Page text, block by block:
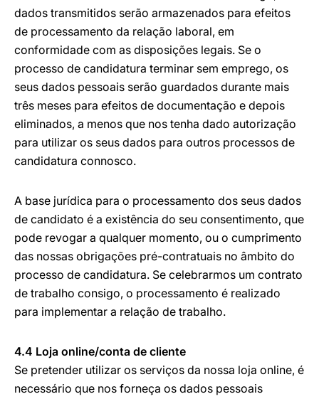
dados transmitidos serão armazenados para efeitos
de processamento da relação laboral, em
conformidade com as disposições legais. Se o
processo de candidatura terminar sem emprego, os
seus dados pessoais serão guardados durante mais
três meses para efeitos de documentação e depois
eliminados, a menos que nos tenha dado autorização
para utilizar os seus dados para outros processos de
candidatura connosco.
A base jurídica para o processamento dos seus dados
de candidato é a existência do seu consentimento, que
pode revogar a qualquer momento, ou o cumprimento
das nossas obrigações pré-contratuais no âmbito do
processo de candidatura. Se celebrarmos um contrato
de trabalho consigo, o processamento é realizado
para implementar a relação de trabalho.
4.4 Loja online/conta de cliente
Se pretender utilizar os serviços da nossa loja online, é
necessário que nos forneça os dados pessoais